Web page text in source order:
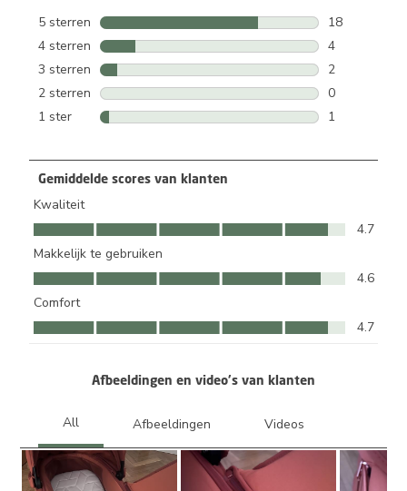
5 sterren sterren
18
18
4 sterren sterren
4
4
3 sterren sterren
2
2
2 sterren sterren
0
0
1 ster sterren
1
Gemiddelde scores van klanten
Kwaliteit
Kwaliteit, 4.7 van 5
4.7
Makkelijk te gebruiken
Makkelijk te gebruiken, 4.6 van 5
4.6
Comfort
Comfort, 4.7 van 5
4.7
Afbeeldingen en video's van klanten